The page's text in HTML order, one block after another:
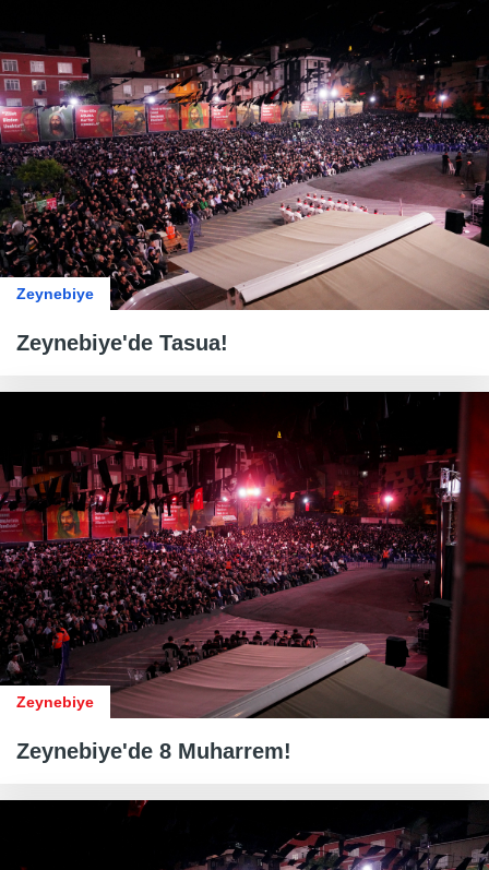
Zeynebiye
Zeynebiye'de Tasua!
Zeynebiye
Zeynebiye'de 8 Muharrem!